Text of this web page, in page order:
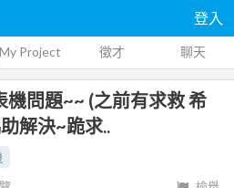
登入
My Project 徵才 聊天
機問題~~ (之前有求救 希
解決~跪求..